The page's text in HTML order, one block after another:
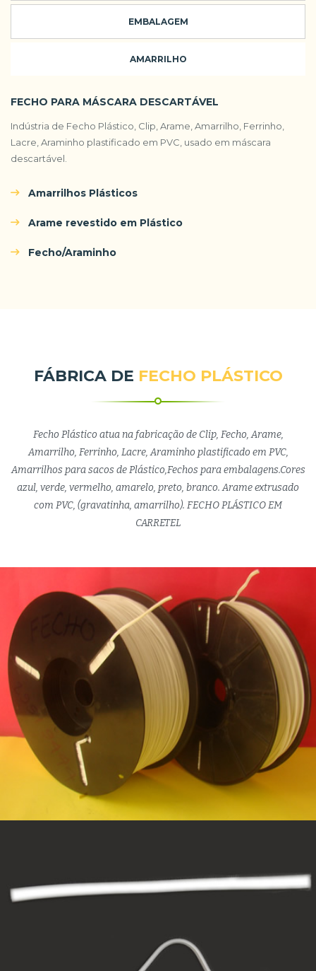
EMBALAGEM
AMARRILHO
FECHO PARA MÁSCARA DESCARTÁVEL
Indústria de Fecho Plástico, Clip, Arame, Amarrilho, Ferrinho,
Lacre, Araminho plastificado em PVC, usado em máscara
descartável.
Amarrilhos Plásticos
Arame revestido em Plástico
Fecho/Araminho
FÁBRICA DE FECHO PLÁSTICO
Fecho Plástico atua na fabricação de Clip, Fecho, Arame,
Amarrilho, Ferrinho, Lacre, Araminho plastificado em PVC,
Amarrilhos para sacos de Plástico,Fechos para embalagens.Cores
azul, verde, vermelho, amarelo, preto, branco. Arame extrusado
com PVC, (gravatinha, amarrilho). FECHO PLÁSTICO EM
CARRETEL